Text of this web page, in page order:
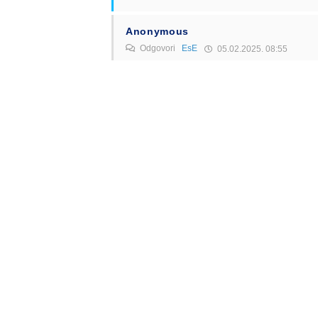
Anonymous
Odgovori EsE 05.02.2025. 08:55